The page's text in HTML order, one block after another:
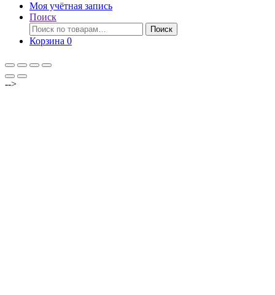
Моя учётная запись
Поиск
Искать:
Поиск
Корзина 0
-->